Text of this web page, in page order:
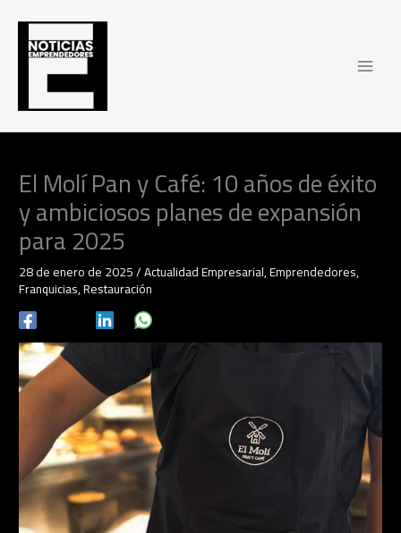
contenido
El Molí Pan y Café: 10 años de éxito
y ambiciosos planes de expansión
para 2025
28 de enero de 2025/Actualidad Empresarial,Emprendedores,
Franquicias,Restauración